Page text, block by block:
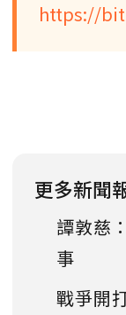
https://
更多新聞
譚敦慈
事
戰爭開